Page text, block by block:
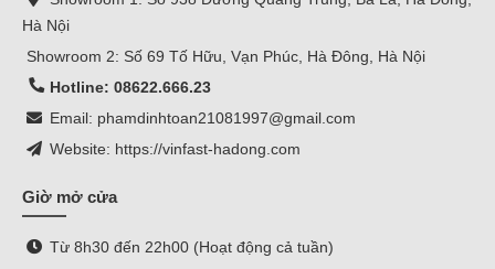
Hà Nội
Showroom 2: Số 69 Tố Hữu, Vạn Phúc, Hà Đông, Hà Nội
Hotline: 08622.666.23
Email: phamdinhtoan21081997@gmail.com
Website: https://vinfast-hadong.com
Giờ mở cửa
Từ 8h30 đến 22h00 (Hoạt động cả tuần)